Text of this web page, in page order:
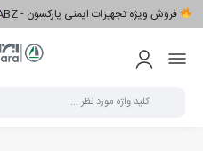
فروش ویژه تجهیزات ایمنی پارکسون - ABZ